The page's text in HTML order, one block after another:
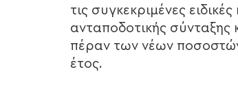
τις συγκεκριμένες
ανταποδοτικής
πέραν των νέων
έτος.